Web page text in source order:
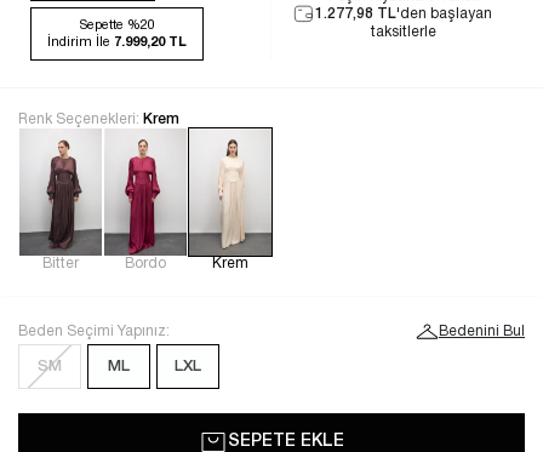
Sepette %20
İndirim İle 7.999,20 TL
1.277,98 TL'den başlayan
taksitlerle
Renk Seçenekleri: Krem
Bitter Bordo Krem
Beden Seçimi Yapınız: Bedenini Bul
SM ML LXL
SEPETE EKLE